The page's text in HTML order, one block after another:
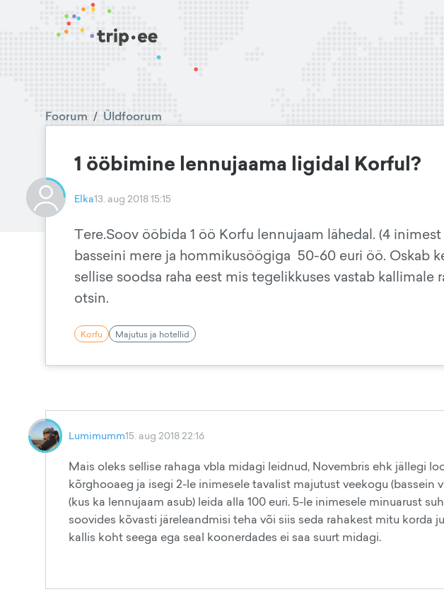
Foorum / Üldfoorum
1 ööbimine lennujaama ligidal Korful?
Elka13. aug 2018 15:15
Tere.Soov ööbida 1 öö Korfu lennujaam lähedal. (4
basseini mere ja hommikusöögiga 50-60 euri öö. Oskab
sellise soodsa raha eest mis tegelikkuses vastab kallimale
otsin.
Korfu Majutus ja hotellid
Lumimumm15. aug 2018 22:16
Mais oleks sellise rahaga vbla midagi leidnud, Novembris ehk jällegi
kõrghooaeg ja isegi 2-le inimesele tavalist majutust veekogu (bassein
(kus ka lennujaam asub) leida alla 100 euri. 5-le inimesele minuarust
soovides kõvasti järeleandmisi teha või siis seda rahakest mitu korda
kallis koht seega ega seal koonerdades ei saa suurt midagi.